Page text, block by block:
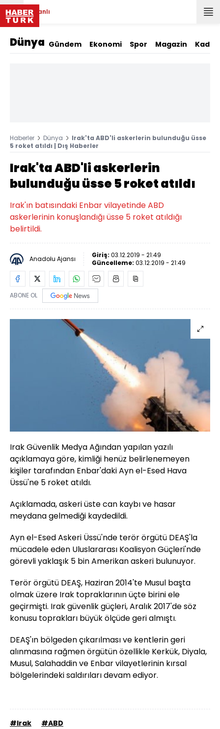
Canlı
Dünya Gündem Ekonomi Spor Magazin Kadın
Haberler Dünya
Irak'ta ABD'li askerlerin bulunduğu üsse
5 roket atıldı | Dış Haberler
Irak'ta ABD'li askerlerin
bulunduğu üsse 5 roket atıldı
Irak'ın batısındaki Enbar vilayetinde ABD
askerlerinin konuşlandığı üsse 5 roket atıldığı
belirtildi.
Anadolu Ajansı Giriş: 03.12.2019 - 21:49
Güncelleme: 03.12.2019 - 21:49
ABONE OL
Irak Güvenlik Medya Ağından yapılan yazılı
açıklamaya göre, kimliği henüz belirlenemeyen
kişiler tarafından Enbar'daki Ayn el-Esed Hava
Üssü'ne 5 roket atıldı.
Açıklamada, askeri üste can kaybı ve hasar
meydana gelmediği kaydedildi.
Ayn el-Esed Askeri Üssü'nde terör örgütü DEAŞ'la
mücadele eden Uluslararası Koalisyon Güçleri'nde
görevli yaklaşık 5 bin Amerikan askeri bulunuyor.
Terör örgütü DEAŞ, Haziran 2014'te Musul başta
olmak üzere Irak topraklarının üçte birini ele
geçirmişti. Irak güvenlik güçleri, Aralık 2017'de söz
konusu toprakları büyük ölçüde geri almıştı.
DEAŞ'ın bölgeden çıkarılması ve kentlerin geri
alınmasına rağmen örgütün özellikle Kerkük, Diyala,
Musul, Salahaddin ve Enbar vilayetlerinin kırsal
bölgelerindeki saldırıları devam ediyor.
#Irak #ABD